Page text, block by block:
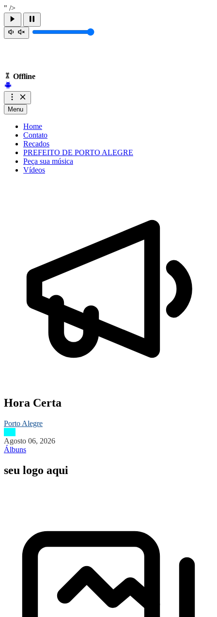
" />
Offline
Menu
Home
Contato
Recados
PREFEITO DE PORTO ALEGRE
Peça sua música
Vídeos
Hora Certa
Porto Alegre
Agosto 06, 2026
Álbuns
seu logo aqui